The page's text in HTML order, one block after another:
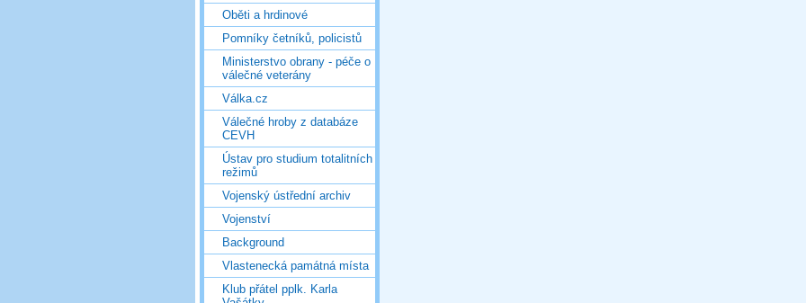
Oběti a hrdinové
Pomníky četníků, policistů
Ministerstvo obrany - péče o
válečné veterány
Válka.cz
Válečné hroby z databáze
CEVH
Ústav pro studium totalitních
režimů
Vojenský ústřední archiv
Vojenství
Background
Vlastenecká památná místa
Klub přátel pplk. Karla